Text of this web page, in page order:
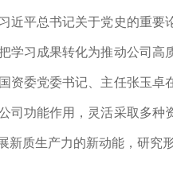
近平总书记关于党史的重
学习成果转化为推动公司
资委党委书记、主任张玉卓
司功能作用，灵活采取多种
质生产力的新动能，研究形